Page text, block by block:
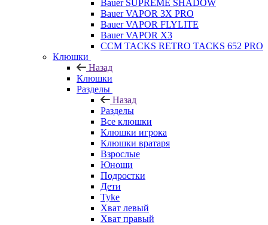
Bauer SUPREME SHADOW
Bauer VAPOR 3X PRO
Bauer VAPOR FLYLITE
Bauer VAPOR X3
CCM TACKS RETRO TACKS 652 PRO
Клюшки
Назад
Клюшки
Разделы
Назад
Разделы
Все клюшки
Клюшки игрока
Клюшки вратаря
Взрослые
Юноши
Подростки
Дети
Tyke
Хват левый
Хват правый